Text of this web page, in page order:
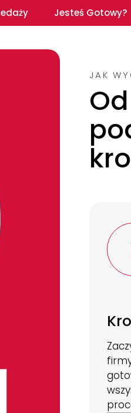
Jesteś Gotowy?
JAK